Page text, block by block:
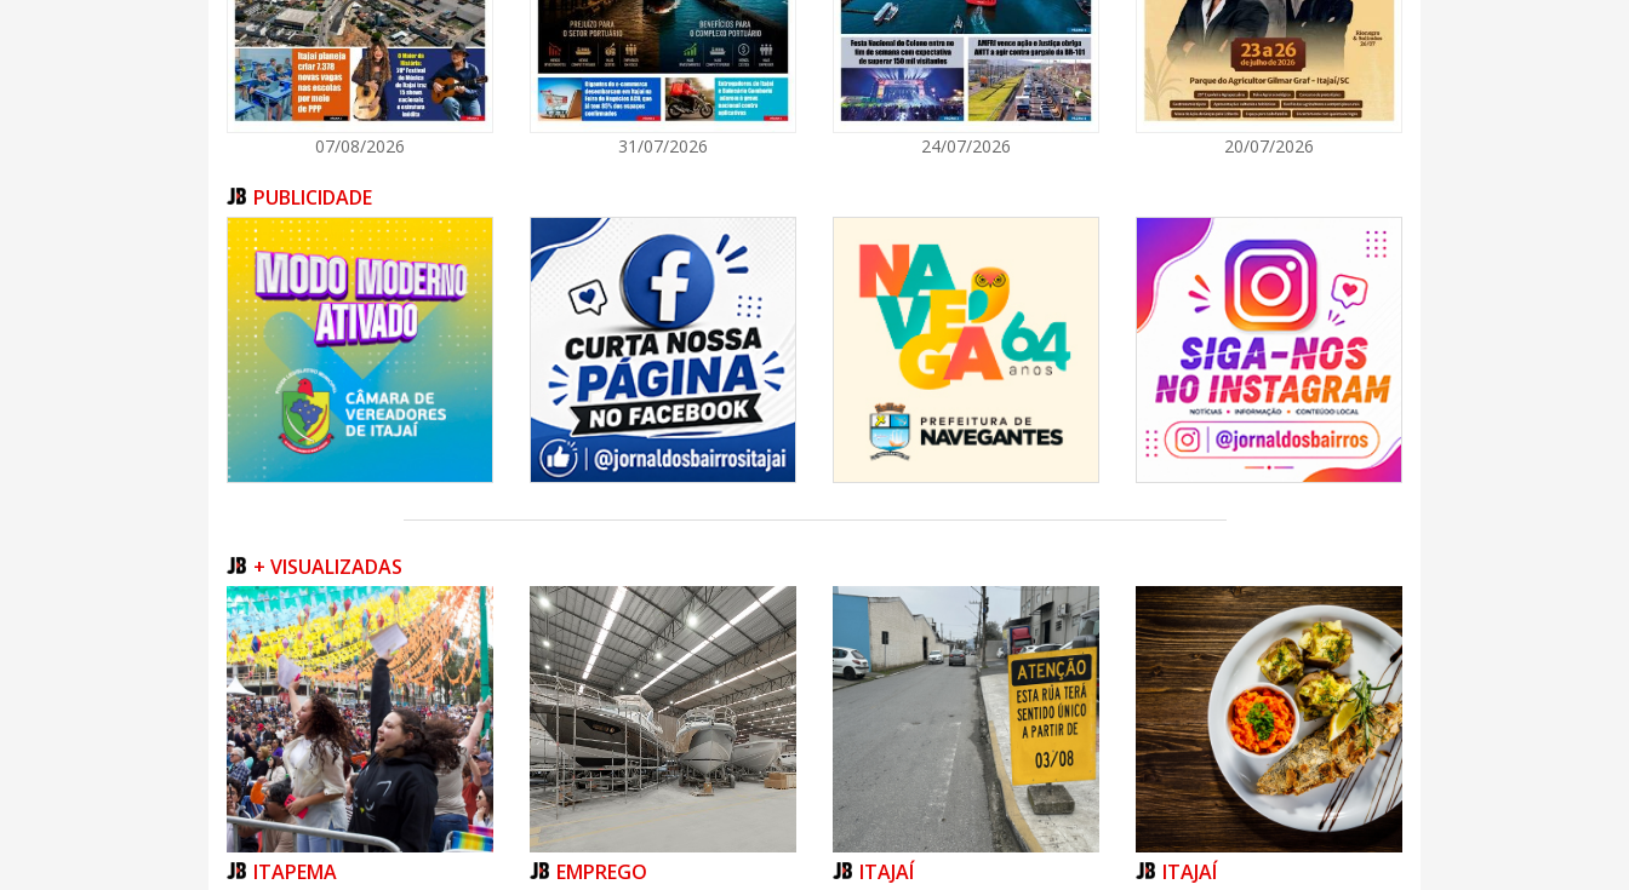
Jordan Hang leva estratégias de marketing e vendas ao
InspiraBQ, em Brusque
ITAPEMA
07/08/2026 | 07:00
ITAPEMA
07/08/2026 | 07:00
Itapema se destaca no IDEB e conquista melhor resultado da
região
07/08/2026 31/07/2026 24/07/2026 20/07/2026
PUBLICIDADE
+ VISUALIZADAS
ITAPEMA EMPREGO ITAJAÍ ITAJAÍ